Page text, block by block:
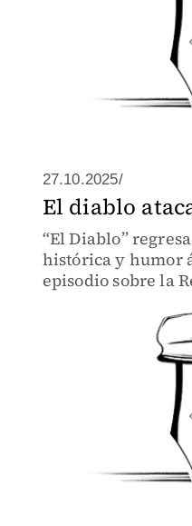
27.10.2025/
El diablo
“El Diablo”
histórica y humor
episodio sobre la